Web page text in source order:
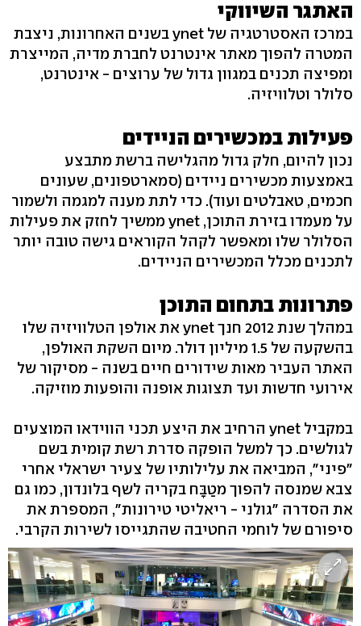
האתגר השיווקי
במרכז האסטרטגיה של ynet בשנים האחרונות, ניצבת
המטרה להפוך מאתר אינטרנט לחברת מדיה, המייצרת
ומפיצה תכנים במגוון גדול של ערוצים - אינטרנט,
סלולר וטלוויזיה.
פעילות במכשירים הניידים
נכון להיום, חלק גדול מהגלישה ברשת מתבצע
באמצעות מכשירים ניידים (סמארטפונים, שעונים
חכמים, טאבלטים ועוד). כדי לתת מענה למגמה ולשמור
על מעמדו בזירת התוכן, ynet ממשיך לחזק את פעילות
הסלולר שלו ומאפשר לקהל הקוראים גישה טובה יותר
לתכנים מכלל המכשירים הניידים.
פתרונות בתחום התוכן
במהלך שנת 2012 חנך ynet את אולפן הטלוויזיה שלו
בהשקעה של 1.5 מיליון דולר. מיום השקת האולפן,
האתר העביר מאות שידורים חיים בשנה - מסיקור של
אירועי חדשות ועד תצוגות אופנה והופעות מוזיקה.
במקביל ynet הרחיב את היצע תכני הווידאו המוצעים
לגולשים. כך למשל הופקה סדרת רשת קומית בשם
"פיני", המביאה את עלילותיו של צעיר ישראלי אחרי
צבא שמנסה להפוך מטַבָּח בקריה לשף בלונדון, כמו גם
את הסדרה "גולני - ריאליטי טירונות", המספרת את
סיפורם של לוחמי החטיבה שהתגייסו לשירות הקרבי.